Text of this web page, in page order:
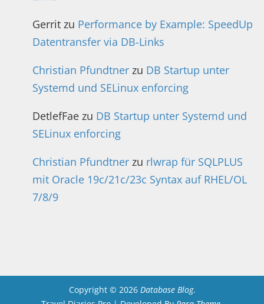
Gerrit zu Performance by Example: SpeedUp
Datentransfer via DB-Links
Christian Pfundtner zu DB Startup unter
Systemd und SELinux enforcing
DetlefFae zu DB Startup unter Systemd und
SELinux enforcing
Christian Pfundtner zu rlwrap für SQLPLUS
mit Oracle 19c/21c/23c Syntax auf RHEL/OL
7/8/9
Copyright © 2026 Database Blog.